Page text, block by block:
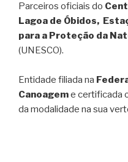
Parceiros oficiais do
Lagoa de Óbidos,
para a Proteção da
(UNESCO).
Entidade filiada na
Canoageme certificada
da modalidade na sua